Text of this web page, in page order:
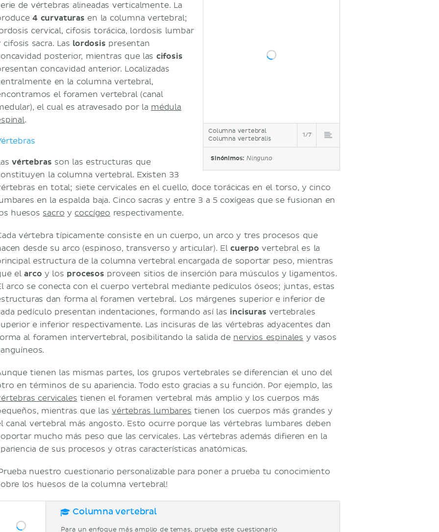
Columna vertebral
Columna vertebralis
1/7
Sinónimos: Ninguno
de vértebras alineadas verticalmente. La
4 curvaturas en la columna vertebral;
cervical, cifosis torácica, lordosis lumbar
cifosis sacra. Las lordosis presentan
posterior, mientras que las cifosis
concavidad anterior. Localizadas
en la columna vertebral,
el foramen vertebral (canal
el cual es atravesado por la médula
.
vértebras son las estructuras que
la columna vertebral. Existen 33
en total; siete cervicales en el cuello, doce torácicas en el torso, y cinco
en la espalda baja. Cinco sacras y entre 3 a 5 coxígeas que se fusionan en
huesos sacro y coccígeo respectivamente.
vértebra típicamente consiste en un cuerpo, un arco y tres procesos que
desde su arco (espinoso, transverso y articular). El cuerpo vertebral es la
estructura de la columna vertebral encargada de soportar peso, mientras
elarco y los procesos proveen sitios de inserción para músculos y ligamentos.
arco se conecta con el cuerpo vertebral mediante pedículos óseos; juntas, estas
dan forma al foramen vertebral. Los márgenes superior e inferior de
pedículo presentan indentaciones, formando así las incisuras vertebrales
e inferior respectivamente. Las incisuras de las vértebras adyacentes dan
al foramen intervertebral, posibilitando la salida de nervios espinales y vasos
tienen las mismas partes, los grupos vertebrales se diferencian el uno del
en términos de su apariencia. Todo esto gracias a su función. Por ejemplo, las
cervicales tienen el foramen vertebral más amplio y los cuerpos más
mientras que lasvértebras lumbares tienen los cuerpos más grandes y
canal vertebral más angosto. Esto ocurre porque las vértebras lumbares deben
mucho más peso que las cervicales. Las vértebras además difieren en la
de sus procesos y otras características anatómicas.
nuestro cuestionario personalizable para poner a prueba tu conocimiento
los huesos de la columna vertebral!
Columna vertebral
Para un enfoque más amplio de temas, prueba este cuestionario